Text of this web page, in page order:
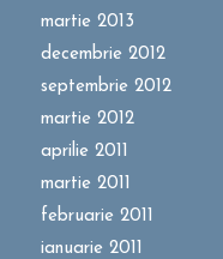
martie 2013
decembrie 2012
septembrie 2012
martie 2012
aprilie 2011
martie 2011
februarie 2011
ianuarie 2011